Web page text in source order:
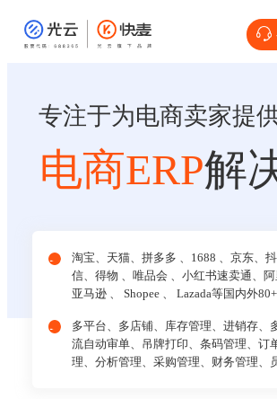
专注于为电商卖家提
电商ERP解
淘宝、天猫、拼多多 、1688 、京东、
信、得物 、唯品会 、小红书速卖通、阿
亚马逊 、 Shopee 、 Lazada等国内外
多平台、多店铺、库存管理、进销存、
流自动审单、吊牌打印、条码管理、订
理、分析管理、采购管理、财务管理、